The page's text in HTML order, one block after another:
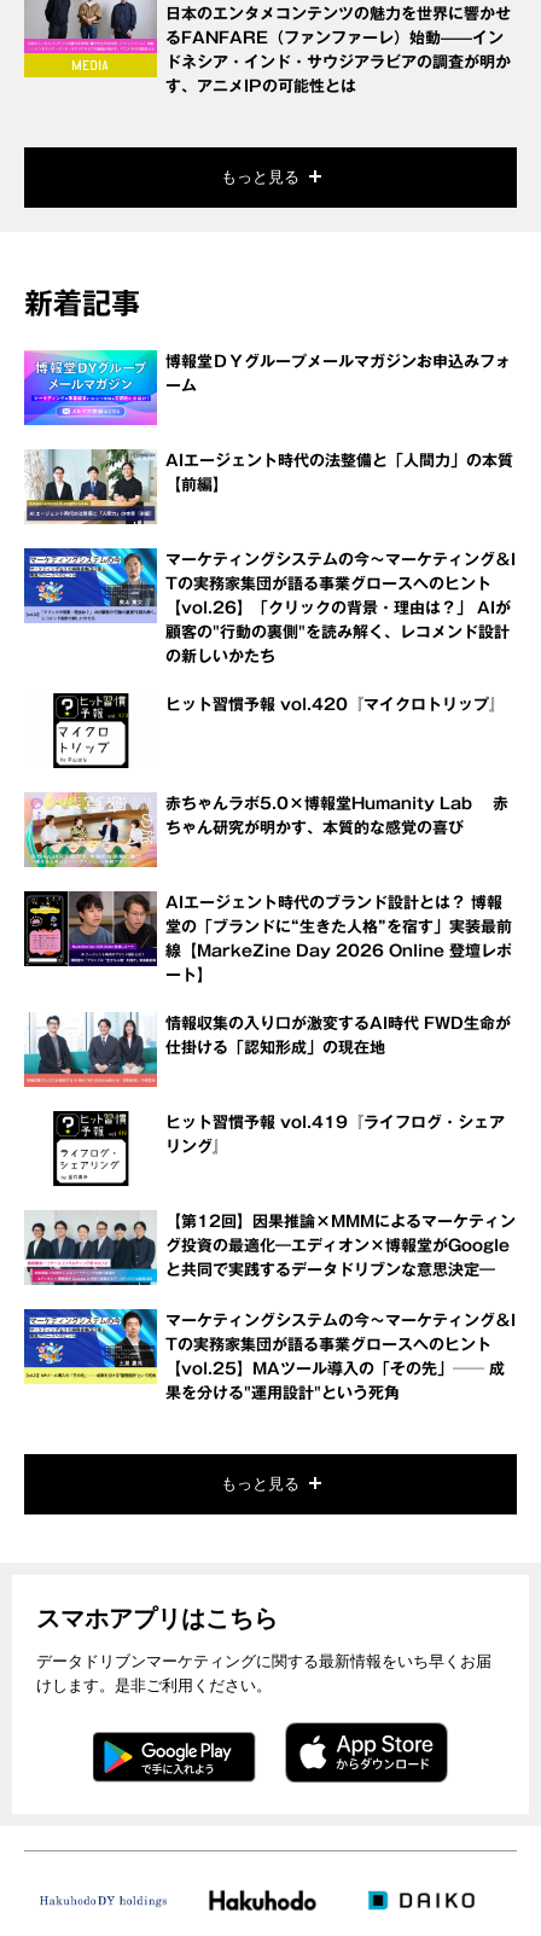
日本のエンタメコンテンツの魅力を世界に響かせ
るFANFARE（ファンファーレ）始動——イン
ドネシア・インド・サウジアラビアの調査が明か
す、アニメIPの可能性とは
もっと見る
新着記事
博報堂ＤＹグループメールマガジンお申込みフォ
ーム
AIエージェント時代の法整備と「人間力」の本質
【前編】
マーケティングシステムの今～マーケティング＆I
Tの実務家集団が語る事業グロースへのヒント
【vol.26】「クリックの背景・理由は？」 AIが
顧客の"行動の裏側"を読み解く、レコメンド設計
の新しいかたち
ヒット習慣予報 vol.420『マイクロトリップ』
赤ちゃんラボ5.0×博報堂Humanity Lab 赤
ちゃん研究が明かす、本質的な感覚の喜び
AIエージェント時代のブランド設計とは？ 博報
堂の「ブランドに“生きた人格”を宿す」実装最前
線【MarkeZine Day 2026 Online 登壇レポ
ート】
情報収集の入り口が激変するAI時代 FWD生命が
仕掛ける「認知形成」の現在地
ヒット習慣予報 vol.419『ライフログ・シェア
リング』
【第12回】因果推論×MMMによるマーケティン
グ投資の最適化―エディオン×博報堂がGoogle
と共同で実践するデータドリブンな意思決定―
マーケティングシステムの今～マーケティング＆I
Tの実務家集団が語る事業グロースへのヒント
【vol.25】MAツール導入の「その先」── 成
果を分ける"運用設計"という死角
もっと見る
スマホアプリはこちら
データドリブンマーケティングに関する最新情報をいち早くお届
けします。是非ご利用ください。